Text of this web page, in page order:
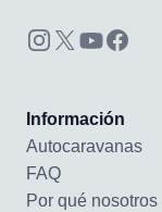
Información
Autocaravanas
FAQ
Por qué nosotros